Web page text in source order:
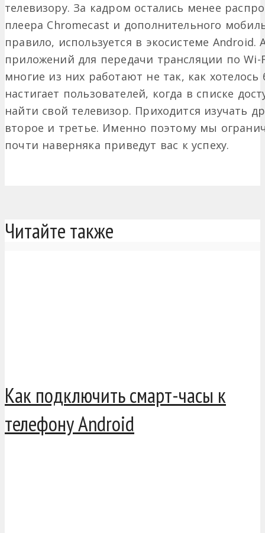
телевизору. За кадром остались менее
плеера Chromecast и дополнительного
правило, используется в экосистеме Android.
приложений для передачи трансляции по Wi-
многие из них работают не так, как
настигает пользователей, когда в списке
найти свой телевизор. Приходится изучать
второе и третье. Именно поэтому мы
почти наверняка приведут вас к успеху.
Читайте также
Как подключить смарт-часы к
телефону Android